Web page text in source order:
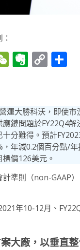
WeChat
Copy
運大勝科沃，即使
鏈問題於FY22Q4
分難得。預計
年減0.2個百分點/
價126美元。
準則（non-GAAP
年10-12月、
大廠，以垂直